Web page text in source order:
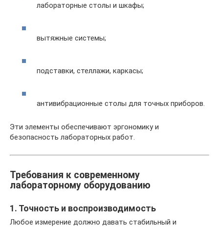
лабораторные столы и шкафы;
вытяжные системы;
подставки, стеллажи, каркасы;
антивибрационные столы для точных приборов.
Эти элементы обеспечивают эргономику и
безопасность лабораторных работ.
Требования к современному
лабораторному оборудованию
1. Точность и воспроизводимость
Любое измерение должно давать стабильный и